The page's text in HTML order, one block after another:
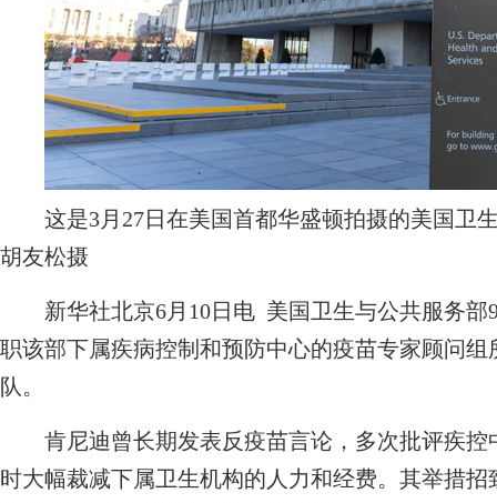
这是3月27日在美国首都华盛顿拍摄的美国卫
胡友松摄
新华社北京6月10日电 美国卫生与公共服务部9
职该部下属疾病控制和预防中心的疫苗专家顾问
队。
肯尼迪曾长期发表反疫苗言论，多次批评疾控
时大幅裁减下属卫生机构的人力和经费。其举措